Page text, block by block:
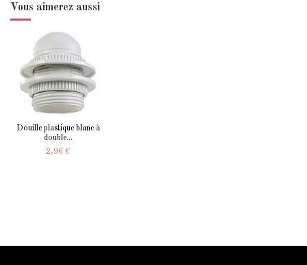
Vous aimerez aussi
Douille plastique blanc à
double...
2,96 €